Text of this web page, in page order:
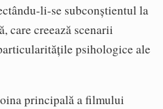
li-se subconștientul la
care creează scenarii
psihologice ale
principală a filmului